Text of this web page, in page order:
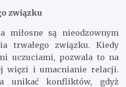
związku
miłosne są nieodzownym
trwałego związku. Kiedy
uczuciami, pozwala to na
więzi i umacnianie relacji.
unikać konfliktów, gdyż